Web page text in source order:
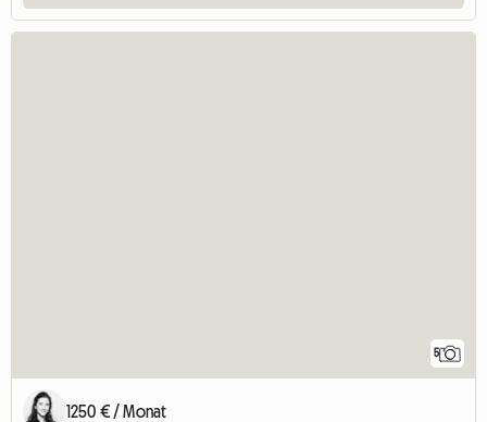
5
1250 € / Monat